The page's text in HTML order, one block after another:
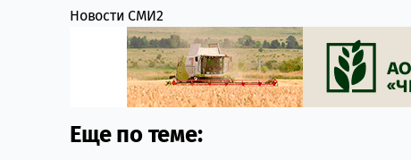
Новости СМИ2
Еще по теме: